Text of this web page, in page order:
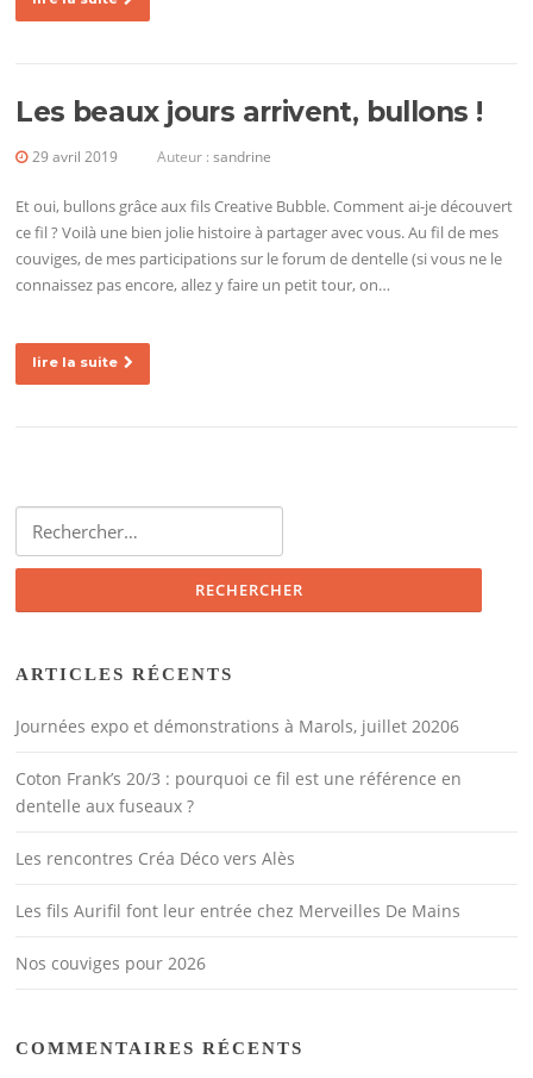
Les beaux jours arrivent, bullons !
29 avril 2019 Auteur :sandrine
Et oui, bullons grâce aux fils Creative Bubble. Comment ai-je découvert
ce fil ? Voilà une bien jolie histoire à partager avec vous. Au fil de mes
couviges, de mes participations sur le forum de dentelle (si vous ne le
connaissez pas encore, allez y faire un petit tour, on…
lire la suite
ARTICLES RÉCENTS
Journées expo et démonstrations à Marols, juillet 20206
Coton Frank’s 20/3 : pourquoi ce fil est une référence en
dentelle aux fuseaux ?
Les rencontres Créa Déco vers Alès
Les fils Aurifil font leur entrée chez Merveilles De Mains
Nos couviges pour 2026
COMMENTAIRES RÉCENTS